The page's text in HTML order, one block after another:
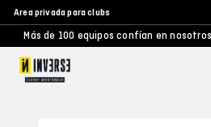
Area privada para clubs
Más de 100 equipos confían en